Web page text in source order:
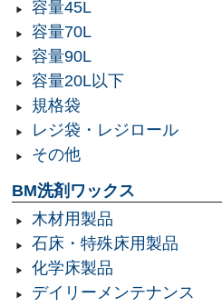
容量45L
容量70L
容量90L
容量20L以下
規格袋
レジ袋・レジロール
その他
BM洗剤ワックス
木材用製品
石床・特殊床用製品
化学床製品
デイリーメンテナンス